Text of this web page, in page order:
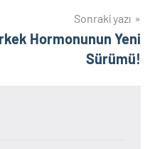
Sonraki yazı
Hormonunun Yeni
Sürümü!